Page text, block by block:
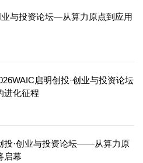
业与投资论坛—从算力原点到应用
启明创投·创业与投资论坛
化征程
投·创业与投资论坛——从算力原
启幕